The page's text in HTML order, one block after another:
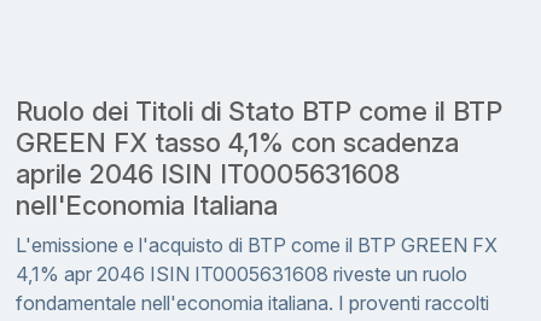
Ruolo dei Titoli di Stato BTP come il BTP
GREEN FX tasso 4,1% con scadenza
aprile 2046 ISIN IT0005631608
nell'Economia Italiana
L'emissione e l'acquisto di BTP come il BTP GREEN FX
4,1% apr 2046 ISIN IT0005631608 riveste un ruolo
fondamentale nell'economia italiana. I proventi raccolti